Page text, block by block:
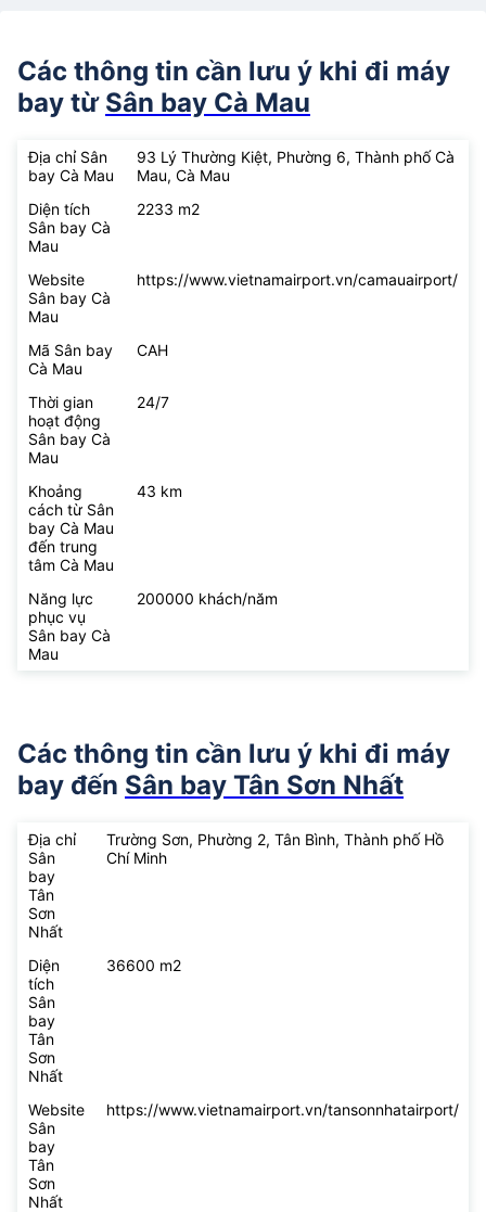
Các thông tin cần lưu ý khi đi máy
bay từ Sân bay Cà Mau
Địa chỉ Sân
bay Cà Mau
93 Lý Thường Kiệt, Phường 6, Thành phố Cà
Mau, Cà Mau
Diện tích
Sân bay Cà
Mau
2233 m2
Website
Sân bay Cà
Mau
https://www.vietnamairport.vn/camauairport/
Mã Sân bay
Cà Mau
CAH
Thời gian
hoạt động
Sân bay Cà
Mau
24/7
Khoảng
cách từ Sân
bay Cà Mau
đến trung
tâm Cà Mau
43 km
Năng lực
phục vụ
Sân bay Cà
Mau
200000 khách/năm
Các thông tin cần lưu ý khi đi máy
bay đến Sân bay Tân Sơn Nhất
Địa chỉ
Sân
bay
Tân
Sơn
Nhất
Trường Sơn, Phường 2, Tân Bình, Thành phố Hồ
Chí Minh
Diện
tích
Sân
bay
Tân
Sơn
Nhất
36600 m2
Website
Sân
bay
Tân
Sơn
Nhất
https://www.vietnamairport.vn/tansonnhatairport/